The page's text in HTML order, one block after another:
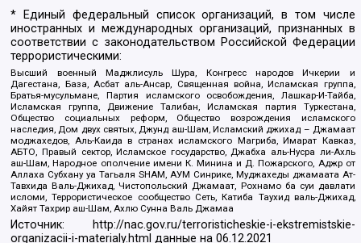
* Единый федеральный список организаций, в том числе
иностранных и международных организаций, признанных в
соответствии с законодательством Российской Федерации
террористическими:
Высший военный Маджлисуль Шура, Конгресс народов Ичкерии и
Дагестана, База, Асбат аль-Ансар, Священная война, Исламская группа,
Братья-мусульмане, Партия исламского освобождения, Лашкар-И-Тайба,
Исламская группа, Движение Талибан, Исламская партия Туркестана,
Общество социальных реформ, Общество возрождения исламского
наследия, Дом двух святых, Джунд аш-Шам, Исламский джихад – Джамаат
моджахедов, Аль-Каида в странах исламского Магриба, Имарат Кавказ,
АБТО, Правый сектор, Исламское государство, Джабха аль-Нусра ли-Ахль
аш-Шам, Народное ополчение имени К. Минина и Д. Пожарского, Аджр от
Аллаха Субхану уа Тагьаля SHAM, АУМ Синрике, Муджахеды джамаата Ат-
Тавхида Валь-Джихад, Чистопольский Джамаат, Рохнамо ба суи давлати
исломи, Террористическое сообщество Сеть, Катиба Таухид валь-Джихад,
Хайят Тахрир аш-Шам, Ахлю Сунна Валь Джамаа
Источник:
http://nac.gov.ru/terroristicheskie-i-ekstremistskie-
organizacii-i-materialy.html данные на06.12.2021